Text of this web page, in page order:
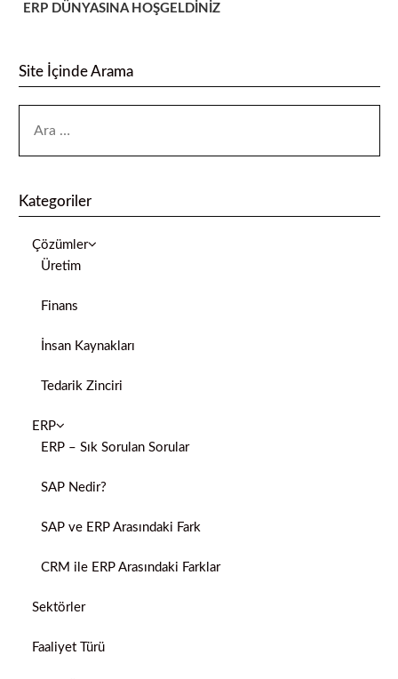
ERP DÜNYASINA HOŞGELDİNİZ
Site İçinde Arama
Kategoriler
Çözümler
Üretim
Finans
İnsan Kaynakları
Tedarik Zinciri
ERP
ERP – Sık Sorulan Sorular
SAP Nedir?
SAP ve ERP Arasındaki Fark
CRM ile ERP Arasındaki Farklar
Sektörler
Faaliyet Türü